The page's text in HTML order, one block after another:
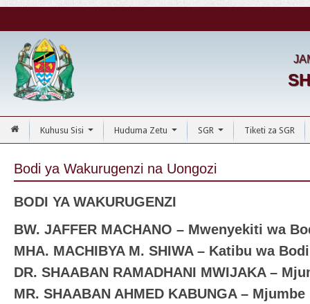
Kuhusu Sisi
Huduma Zetu
SGR
Tiketi za SGR
Bodi ya Wakurugenzi na Uongozi
BODI YA WAKURUGENZI
BW. JAFFER MACHANO – Mwenyekiti wa
MHA. MACHIBYA M. SHIWA – Katibu wa Bodi
DR. SHAABAN RAMADHANI MWIJAKA –
MR. SHAABAN AHMED KABUNGA – Mjumbe